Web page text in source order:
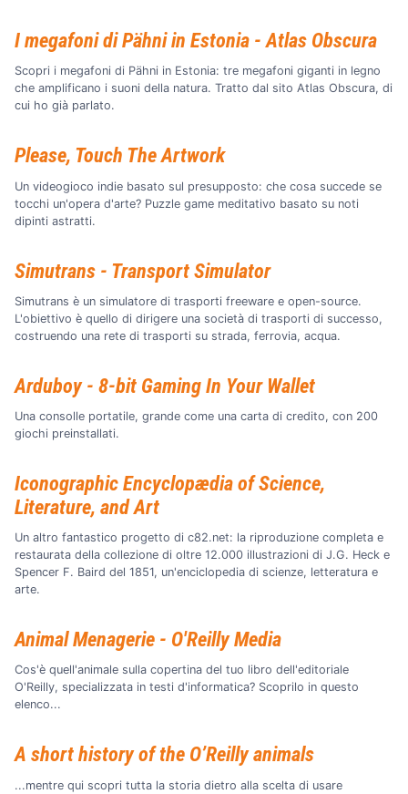
I megafoni di Pähni in Estonia - Atlas Obscura
Scopri i megafoni di Pähni in Estonia: tre megafoni giganti in legno
che amplificano i suoni della natura. Tratto dal sito Atlas Obscura, di
cui ho già parlato.
Please, Touch The Artwork
Un videogioco indie basato sul presupposto: che cosa succede se
tocchi un'opera d'arte? Puzzle game meditativo basato su noti
dipinti astratti.
Simutrans - Transport Simulator
Simutrans è un simulatore di trasporti freeware e open-source.
L'obiettivo è quello di dirigere una società di trasporti di successo,
costruendo una rete di trasporti su strada, ferrovia, acqua.
Arduboy - 8-bit Gaming In Your Wallet
Una consolle portatile, grande come una carta di credito, con 200
giochi preinstallati.
Iconographic Encyclopædia of Science,
Literature, and Art
Un altro fantastico progetto di c82.net: la riproduzione completa e
restaurata della collezione di oltre 12.000 illustrazioni di J.G. Heck e
Spencer F. Baird del 1851, un'enciclopedia di scienze, letteratura e
arte.
Animal Menagerie - O'Reilly Media
Cos'è quell'animale sulla copertina del tuo libro dell'editoriale
O'Reilly, specializzata in testi d'informatica? Scoprilo in questo
elenco...
A short history of the O’Reilly animals
...mentre qui scopri tutta la storia dietro alla scelta di usare